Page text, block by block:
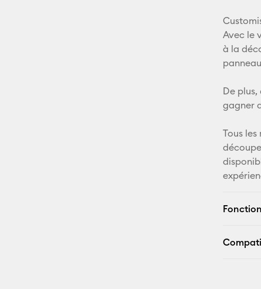
Avec le
à la
De
gagner
Tous